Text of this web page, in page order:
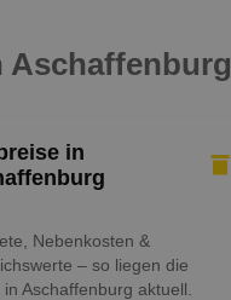
Aschaffenburg
in
Nebenkosten &
– so liegen die
Aschaffenburg aktuell.